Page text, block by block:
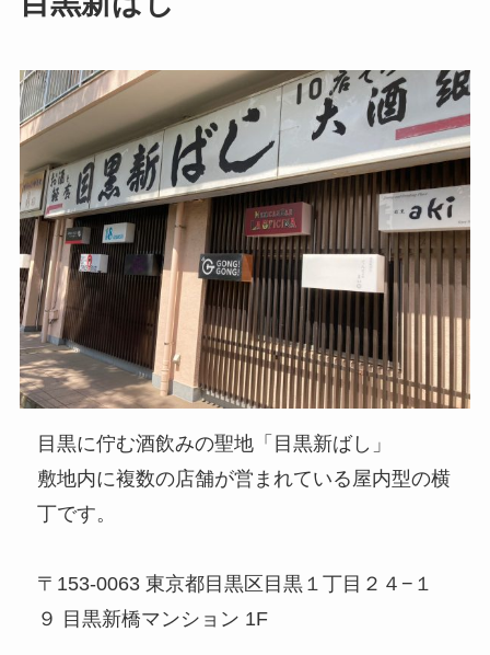
目黒に佇む酒飲みの聖地「目黒新ばし」
敷地内に複数の店舗が営まれている屋内型の横
丁です。
〒153-0063 東京都目黒区目黒１丁目２４−１
９ 目黒新橋マンション 1F